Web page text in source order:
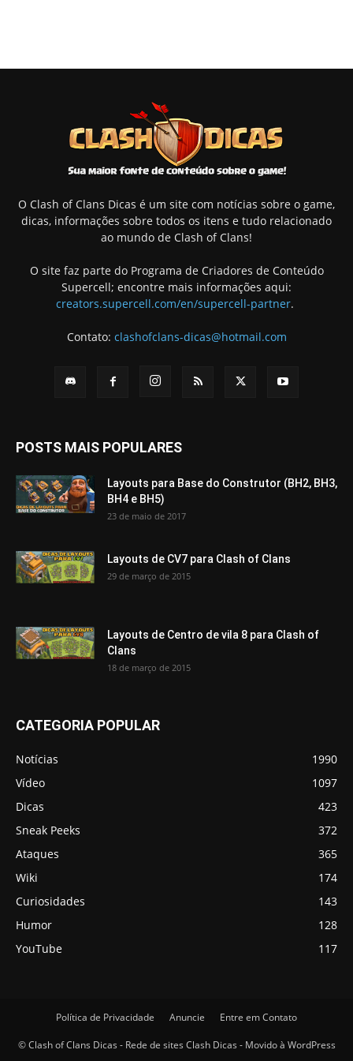
O Clash of Clans Dicas é um site com notícias sobre o game,
dicas, informações sobre todos os itens e tudo relacionado
ao mundo de Clash of Clans!
O site faz parte do Programa de Criadores de Conteúdo
Supercell; encontre mais informações aqui:
creators.supercell.com/en/supercell-partner.
Contato: clashofclans-dicas@hotmail.com
POSTS MAIS POPULARES
Layouts para Base do Construtor (BH2, BH3,
BH4 e BH5)
23 de maio de 2017
Layouts de CV7 para Clash of Clans
29 de março de 2015
Layouts de Centro de vila 8 para Clash of
Clans
18 de março de 2015
CATEGORIA POPULAR
Notícias
1990
Vídeo
1097
Dicas
423
Sneak Peeks
372
Ataques
365
Wiki
174
Curiosidades
143
Humor
128
YouTube
117
Política de Privacidade Anuncie Entre em Contato
© Clash of Clans Dicas - Rede de sites Clash Dicas - Movido à WordPress